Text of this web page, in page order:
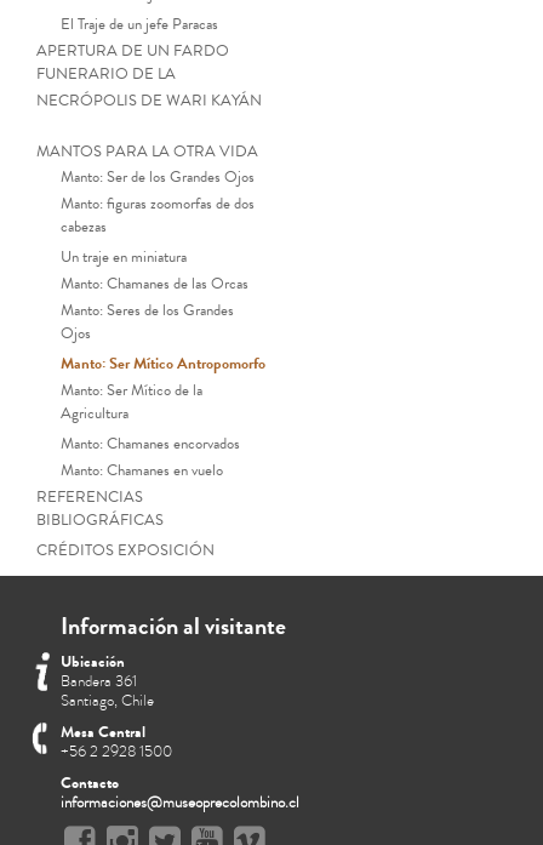
El Traje de un jefe Paracas
APERTURA DE UN FARDO
FUNERARIO DE LA
NECRÓPOLIS DE WARI KAYÁN
MANTOS PARA LA OTRA VIDA
Manto: Ser de los Grandes Ojos
Manto: figuras zoomorfas de dos
cabezas
Un traje en miniatura
Manto: Chamanes de las Orcas
Manto: Seres de los Grandes
Ojos
Manto: Ser Mítico Antropomorfo
Manto: Ser Mítico de la
Agricultura
Manto: Chamanes encorvados
Manto: Chamanes en vuelo
REFERENCIAS
BIBLIOGRÁFICAS
CRÉDITOS EXPOSICIÓN
Información al visitante
Ubicación
Bandera 361
Santiago, Chile
Mesa Central
+56 2 2928 1500
Contacto
informaciones@museoprecolombino.cl